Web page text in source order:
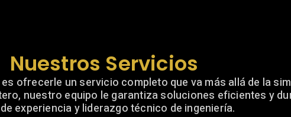
Nuestros Servicios
ofrecerle un servicio completo que va más allá de la
nuestro equipo le garantiza soluciones eficientes y
experiencia y liderazgo técnico de ingeniería.